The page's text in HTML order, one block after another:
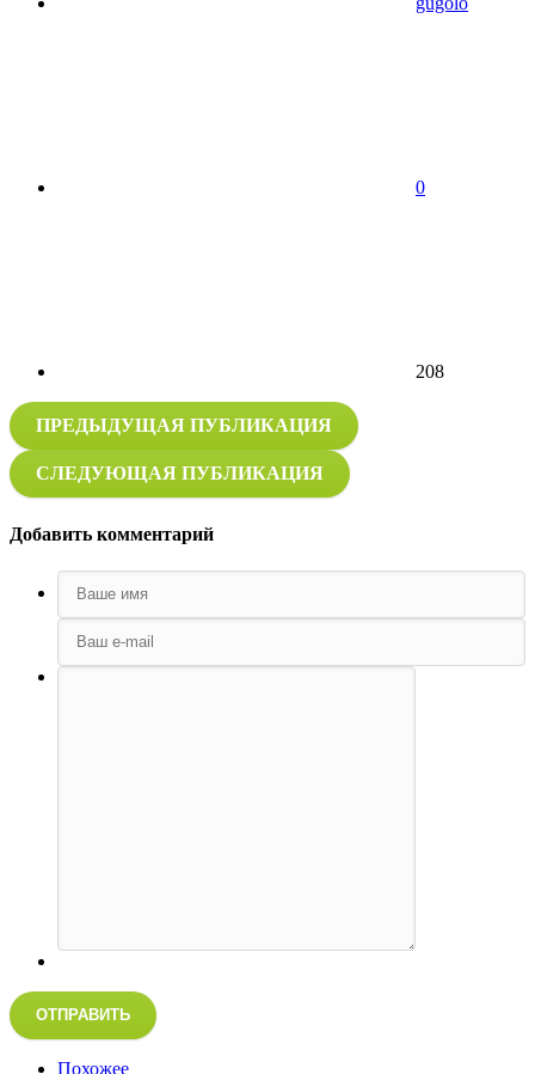
0
208
ПРЕДЫДУЩАЯ ПУБЛИКАЦИЯ
СЛЕДУЮЩАЯ ПУБЛИКАЦИЯ
Добавить комментарий
ОТПРАВИТЬ
Похожее